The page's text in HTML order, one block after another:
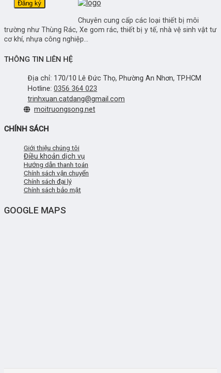
Chuyên cung cấp các loại thiết bị môi
trường như Thùng Rác, Xe gom rác, thiết bị y tế, nhà vệ sinh vật tư
cơ khí, nhựa công nghiệp...
THÔNG TIN LIÊN HỆ
Địa chỉ: 170/10 Lê Đức Thọ, Phường An Nhơn, TP.HCM
Hotline: 0356 364 023
trinhxuan.catdang@gmail.com
moitruongsong.net
CHÍNH SÁCH
Giới thiệu chúng tôi
Điều khoản dịch vụ
Hướng dẫn thanh toán
Chính sách vận chuyển
Chính sách đại lý
Chính sách bảo mật
GOOGLE MAPS